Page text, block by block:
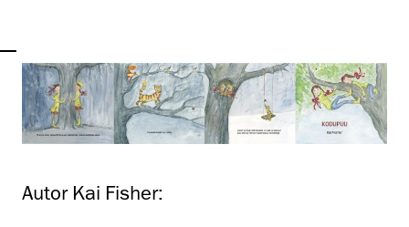
Autor Kai Fisher: